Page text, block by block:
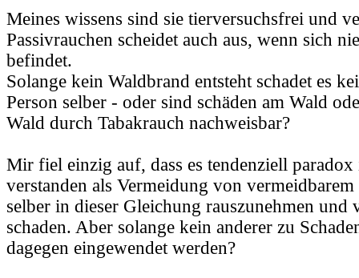
Meines wissens sind sie tierversuchsfrei und
Passivrauchen scheidet auch aus, wenn sich
befindet.
Solange kein Waldbrand entsteht schadet es
Person selber - oder sind schäden am Wald
Wald durch Tabakrauch nachweisbar?
Mir fiel einzig auf, dass es tendenziell paradox
verstanden als Vermeidung von
selber in dieser Gleichung rauszunehmen und
schaden. Aber solange kein anderer zu
dagegen eingewendet werden?